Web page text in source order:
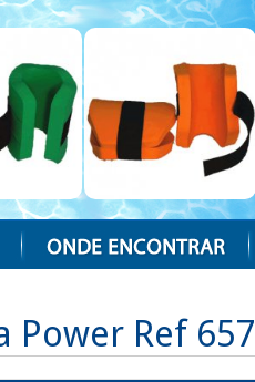
Power Ref 657